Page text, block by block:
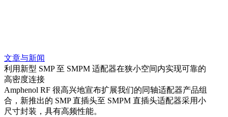
文章与新闻
利用新型 SMP 至 SMPM 适配器在狭小空间内实现可靠的
高密度连接
Amphenol RF 很高兴地宣布扩展我们的同轴适配器产品组
合，新推出的 SMP 直插头至 SMPM 直插头适配器采用小
尺寸封装，具有高频性能。